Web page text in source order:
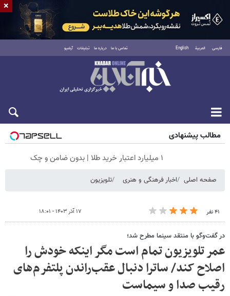
فارسی العربية English تماس با ما درباره ما تبلیغات آرشیو
جمعه ۱۶ مرداد ۱۴۰۵
مطالب پیشنهادی
۱ میلیارد اعتبار خرید طلا | بدون ضامن و چک
صفحه اصلی اخبار فرهنگی و هنری تلویزیون
۴۱ نفر ۱۷ آذر ۱۴۰۳ - ۱۸:۰۱
در گفت‌وگو با منتقد سینما مطرح شد؛
عمر تلویزیون تمام است مگر اینکه خودش را
اصلاح کند/ ساترا دنبال عقب‌راندن پلتفرم‌های
رقیب صدا و سیماست
×